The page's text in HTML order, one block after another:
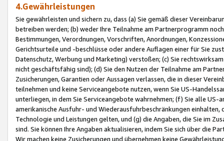
4.Gewährleistungen
Sie gewährleisten und sichern zu, dass (a) Sie gemäß dieser
betreiben werden; (b) weder Ihre Teilnahme am Partnerprogramm
Bestimmungen, Verordnungen, Vorschriften, Anordnungen,
Gerichtsurteile und -beschlüsse oder andere Auflagen einer für Sie
Datenschutz, Werbung und Marketing) verstoßen; (c) Sie
nicht geschäftsfähig sind); (d) Sie den Nutzen der Teilnahme am
Zusicherungen, Garantien oder Aussagen verlassen, die in dieser
teilnehmen und keine Serviceangebote nutzen, wenn Sie US-
unterliegen, in dem Sie Serviceangebote wahrnehmen; (f) Sie alle
amerikanische Ausfuhr- und Wiederausfuhrbeschränkungen
Technologie und Leistungen gelten, und (g) die Angaben, die Sie im
sind. Sie können Ihre Angaben aktualisieren, indem Sie sich über die
Wir machen keine Zusicherungen und übernehmen keine